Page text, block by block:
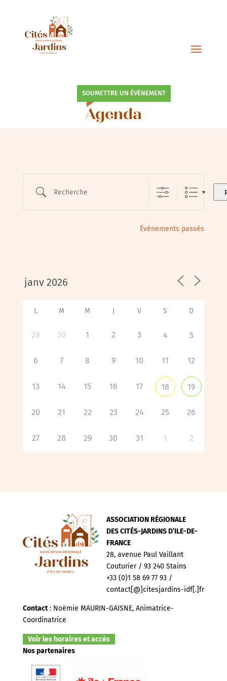
SOUMETTRE UN ÉVÉNEMENT
Agenda
Évènements passés
L M M J V S D
29 30 1 2 3 4 5
6 7 8 9 10 11 12
13 14 15 16 17 18 19
20 21 22 23 24 25 26
27 28 29 30 31 1 2
ASSOCIATION RÉGIONALE
DES CITÉS-JARDINS D’ILE-DE-
FRANCE
28, avenue Paul Vaillant
Couturier / 93 240 Stains
+33 (0)1 58 69 77 93 /
contact[@]citesjardins-idf[.]fr
Contact: Noëmie MAURIN-GAISNE, Animatrice-
Coordinatrice
Voir les horaires et accès
Nos partenaires